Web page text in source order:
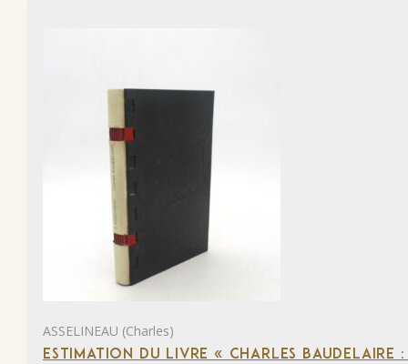
ASSELINEAU (Charles)
ESTIMATION DU LIVRE « CHARLES BAUDELAIRE